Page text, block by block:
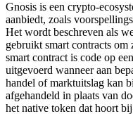
Gnosis is een crypto-
aanbiedt, zoals
Het wordt beschreven als
gebruikt smart contracts om
smart contract is code op
uitgevoerd wanneer aan
handel of marktuitslag kan
afgehandeld in plaats van
het native token dat hoort